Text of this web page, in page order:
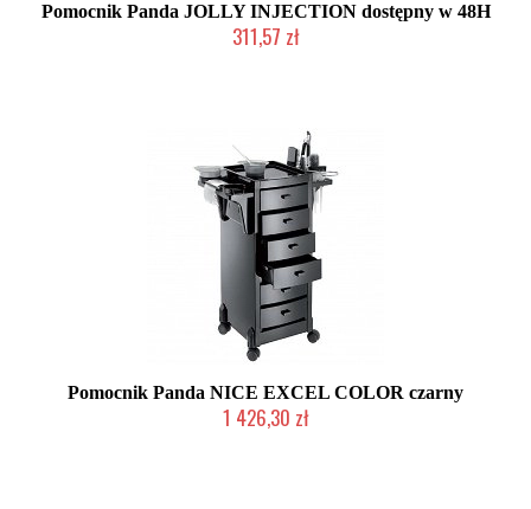
Pomocnik Panda JOLLY INJECTION dostępny w 48H
311,57 zł
Pomocnik Panda NICE EXCEL COLOR czarny
1 426,30 zł